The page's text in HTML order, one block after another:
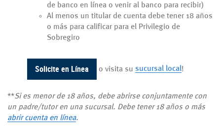
de banco en línea o venir al banco para recibir)
Al menos un titular de cuenta debe tener 18 años
o más para calificar para el Privilegio de
Sobregiro
Solicite en Línea o visita su sucursal local !
**Si es menor de 18 años, debe abrirse conjuntamente con
un padre/tutor en una sucursal. Debe tener 18 años o más
abrir cuenta en línea.